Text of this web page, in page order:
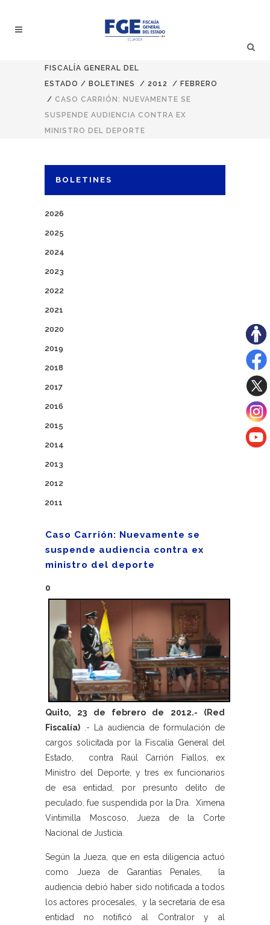
FISCALÍA GENERAL DEL
ESTADO / BOLETINES / 2012 / FEBRERO
/ CASO CARRIÓN: NUEVAMENTE SE
SUSPENDE AUDIENCIA CONTRA EX
MINISTRO DEL DEPORTE
BOLETINES
2026
2025
2024
2023
2022
2021
2020
2019
2018
2017
2016
2015
2014
2013
2012
2011
Caso Carrión: Nuevamente se
suspende audiencia contra ex
ministro del deporte
0
Quito, 23 de febrero de 2012.- (Red
Fiscalía) .- La audiencia de formulación de
cargos solicitada por la Fiscalía General del
Estado, contra Raúl Carrión Fiallos, ex
Ministro del Deporte, y tres ex funcionarios
de esa entidad, por presunto delito de
peculado, fue suspendida por la Dra. Ximena
Vintimilla Moscoso, Jueza de la Corte
Nacional de Justicia.
Según la Jueza, que en esta diligencia actuó
como Jueza de Garantías Penales, la
audiencia debió haber sido notificada a todos
los actores procesales, y la secretaría de esa
entidad no notificó al Contralor y al